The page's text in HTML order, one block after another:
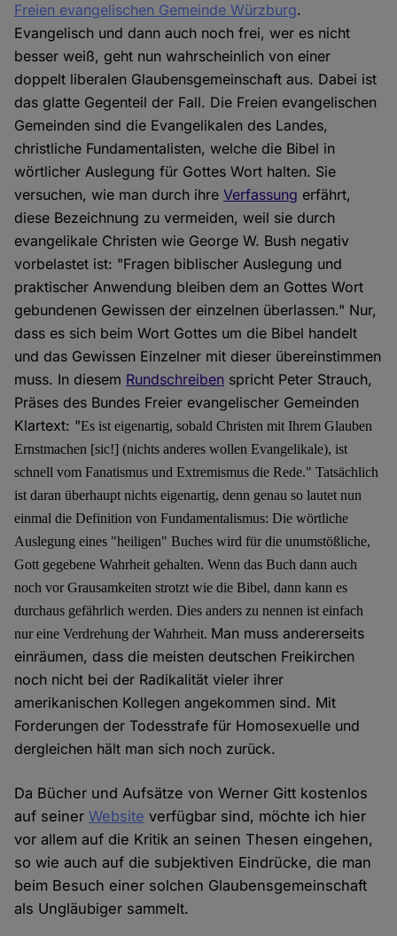
Freien evangelischen Gemeinde Würzburg.
Evangelisch und dann auch noch frei, wer es nicht
besser weiß, geht nun wahrscheinlich von einer
doppelt liberalen Glaubensgemeinschaft aus. Dabei ist
das glatte Gegenteil der Fall. Die Freien evangelischen
Gemeinden sind die Evangelikalen des Landes,
christliche Fundamentalisten, welche die Bibel in
wörtlicher Auslegung für Gottes Wort halten. Sie
versuchen, wie man durch ihreVerfassung erfährt,
diese Bezeichnung zu vermeiden, weil sie durch
evangelikale Christen wie George W. Bush negativ
vorbelastet ist: "Fragen biblischer Auslegung und
praktischer Anwendung bleiben dem an Gottes Wort
gebundenen Gewissen der einzelnen überlassen." Nur,
dass es sich beim Wort Gottes um die Bibel handelt
und das Gewissen Einzelner mit dieser übereinstimmen
muss. In diesem Rundschreiben spricht Peter Strauch,
Präses des Bundes Freier evangelischer Gemeinden
Klartext: "Es ist eigenartig, sobald Christen mit Ihrem Glauben
Ernstmachen [sic!] (nichts anderes wollen Evangelikale), ist
schnell vom Fanatismus und Extremismus die Rede." Tatsächlich
ist daran überhaupt nichts eigenartig, denn genau so lautet nun
einmal die Definition von Fundamentalismus: Die wörtliche
Auslegung eines "heiligen" Buches wird für die unumstößliche,
Gott gegebene Wahrheit gehalten. Wenn das Buch dann auch
noch vor Grausamkeiten strotzt wie die Bibel, dann kann es
durchaus gefährlich werden. Dies anders zu nennen ist einfach
nur eine Verdrehung der Wahrheit. Man muss andererseits
einräumen, dass die meisten deutschen Freikirchen
noch nicht bei der Radikalität vieler ihrer
amerikanischen Kollegen angekommen sind. Mit
Forderungen der Todesstrafe für Homosexuelle und
dergleichen hält man sich noch zurück.
Da Bücher und Aufsätze von Werner Gitt kostenlos
auf seinerWebsite verfügbar sind, möchte ich hier
vor allem auf die Kritik an seinen Thesen eingehen,
so wie auch auf die subjektiven Eindrücke, die man
beim Besuch einer solchen Glaubensgemeinschaft
als Ungläubiger sammelt.